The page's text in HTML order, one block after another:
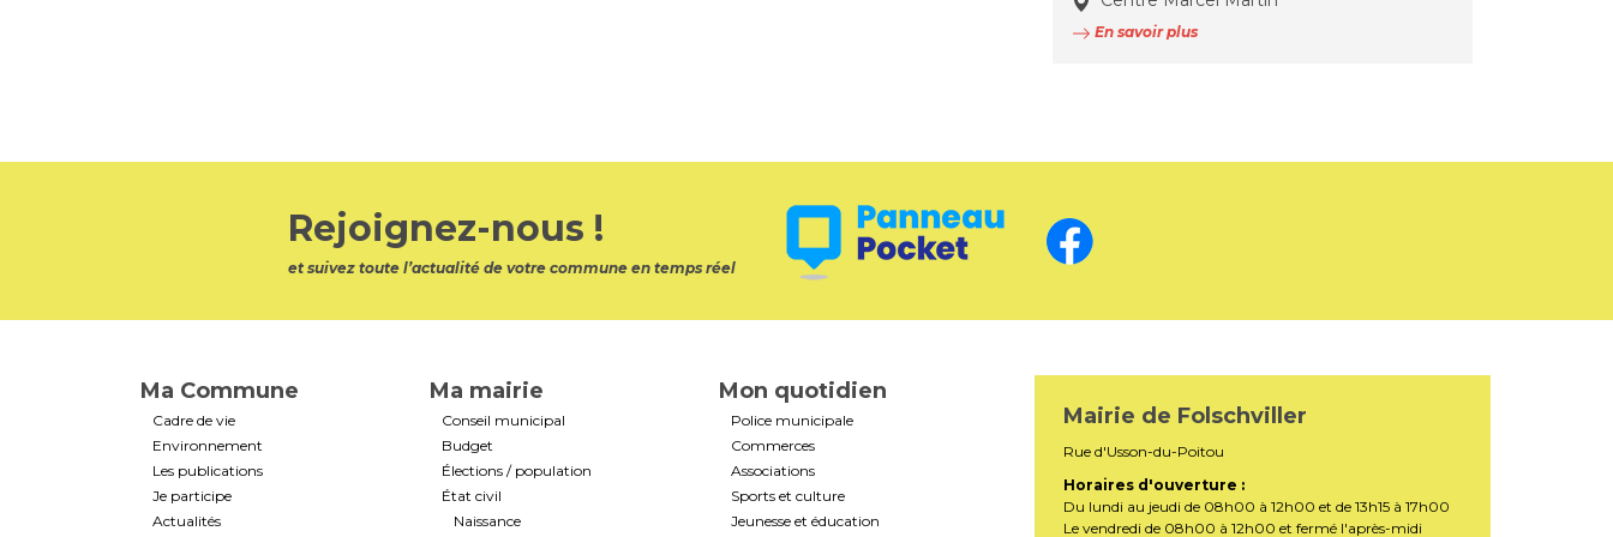
En savoir plus
Rejoignez-nous !
et suivez toute l’actualité de votre commune en temps réel
Ma Commune
Cadre de vie
Environnement
Les publications
Je participe
Actualités
Ma mairie
Conseil municipal
Budget
Élections / population
État civil
Naissance
Mon quotidien
Police municipale
Commerces
Associations
Sports et culture
Jeunesse et éducation
Mairie de Folschviller
Rue d'Usson-du-Poitou
Horaires d'ouverture :
Du lundi au jeudi de 08h00 à 12h00 et de 13h15 à 17h00
Le vendredi de 08h00 à 12h00 et fermé l'après-midi